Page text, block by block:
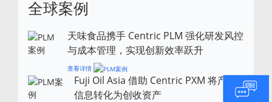
全球案例
天味食品携手 Centric PLM 强化研发风控
与成本管理，实现创新效率跃升
查看详情
Fuji Oil Asia 借助 Centric PXM 将产品
信息转化为创收资产